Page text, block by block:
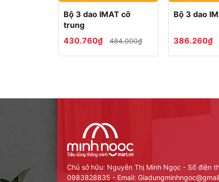
Bộ 3 dao IMAT cỡ
trung
430.760₫
484.000₫
Bộ 3 dao
386.260₫
Chủ sở hữu: Nguyễn Thị Minh Ngọc - Số điện
0983828835 - Email: